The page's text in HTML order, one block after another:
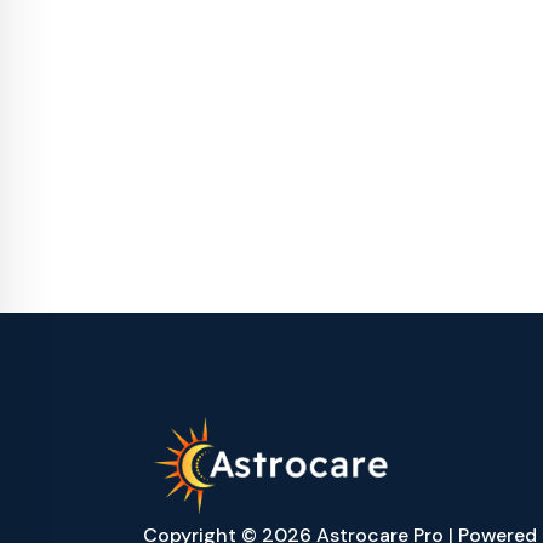
Copyright © 2026 Astrocare Pro | Powered